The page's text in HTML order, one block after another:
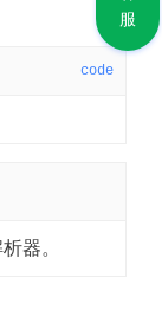
code
器。
服